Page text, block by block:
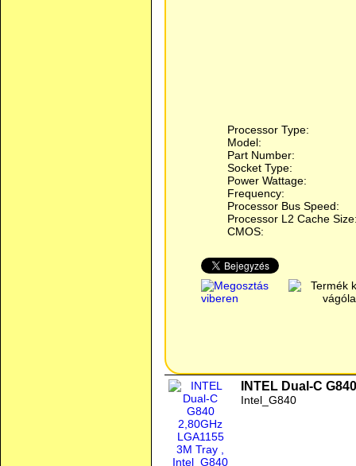
Processor Type:
Model:
Part Number:
Socket Type:
Power Wattage:
Frequency:
Processor Bus Speed:
Processor L2 Cache
CMOS:
INTEL Dual-C
Intel_G840